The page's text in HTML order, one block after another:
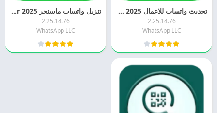
تحديث واتساب للاعمال 2025 Whatsapp Business اخر تحديث
2.25.14.76
WhatsApp LLC
تنزيل واتساب ماسنجر 2025 WhatsApp Messenger اخر اصدار مجانا
2.25.14.76
WhatsApp LLC